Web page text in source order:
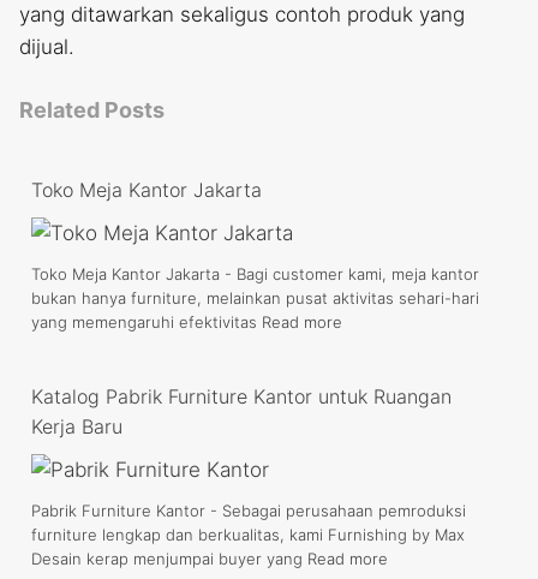
yang ditawarkan sekaligus contoh produk yang
dijual.
Related Posts
Toko Meja Kantor Jakarta
Toko Meja Kantor Jakarta - Bagi customer kami, meja kantor
bukan hanya furniture, melainkan pusat aktivitas sehari-hari
yang memengaruhi efektivitas Read more
Katalog Pabrik Furniture Kantor untuk Ruangan
Kerja Baru
Pabrik Furniture Kantor - Sebagai perusahaan pemroduksi
furniture lengkap dan berkualitas, kami Furnishing by Max
Desain kerap menjumpai buyer yang Read more